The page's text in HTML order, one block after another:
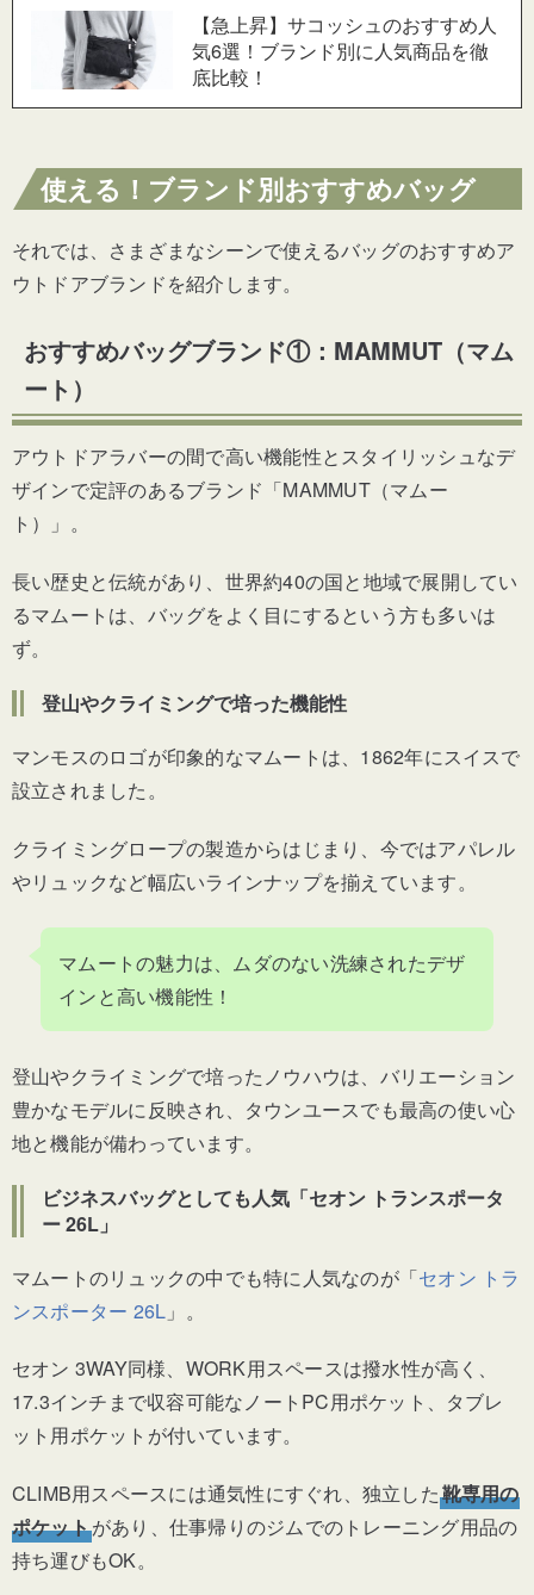
【急上昇】サコッシュのおすすめ人
気6選！ブランド別に人気商品を徹
底比較！
使える！ブランド別おすすめバッグ
それでは、さまざまなシーンで使えるバッグのおすすめア
ウトドアブランドを紹介します。
おすすめバッグブランド①：MAMMUT（マム
ート）
アウトドアラバーの間で高い機能性とスタイリッシュなデ
ザインで定評のあるブランド「MAMMUT（マムー
ト）」。
長い歴史と伝統があり、世界約40の国と地域で展開してい
るマムートは、バッグをよく目にするという方も多いは
ず。
登山やクライミングで培った機能性
マンモスのロゴが印象的なマムートは、1862年にスイスで
設立されました。
クライミングロープの製造からはじまり、今ではアパレル
やリュックなど幅広いラインナップを揃えています。
マムートの魅力は、ムダのない洗練されたデザ
インと高い機能性！
登山やクライミングで培ったノウハウは、バリエーション
豊かなモデルに反映され、タウンユースでも最高の使い心
地と機能が備わっています。
ビジネスバッグとしても人気 「セオン トランスポータ
ー 26L」
マムートのリュックの中でも特に人気なのが「セオン トラ
ンスポーター 26L 」。
セオン 3WAY同様、WORK用スペースは撥水性が高く、
17.3インチまで収容可能なノートPC用ポケット、タブレ
ット用ポケットが付いています。
CLIMB用スペースには通気性にすぐれ、独立した靴専用の
ポケットがあり、仕事帰りのジムでのトレーニング用品の
持ち運びもOK。